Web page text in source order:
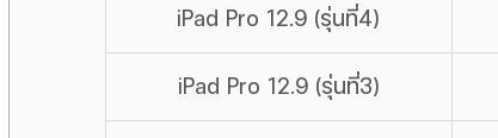
iPad Pro 12.9 (รุ่นที่4)
iPad Pro 12.9 (รุ่นที่3)